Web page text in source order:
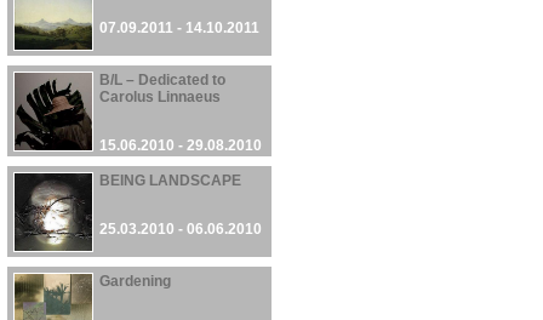
07.09.2011 - 14.10.2011
B/L – Dedicated to
Carolus Linnaeus
15.06.2010 - 29.08.2010
BEING LANDSCAPE
25.03.2010 - 06.06.2010
Gardening